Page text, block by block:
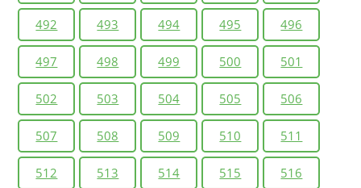
492 493 494 495 496
497 498 499 500 501
502 503 504 505 506
507 508 509 510 511
512 513 514 515 516